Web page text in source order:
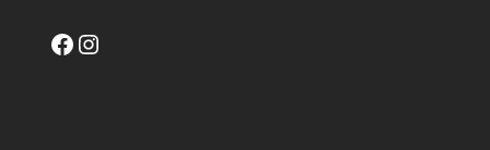
Facebook
Instagram